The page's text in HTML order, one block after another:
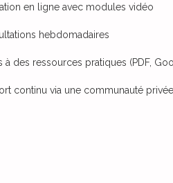
en ligne avec modules vidéo
hebdomadaires
à des ressources pratiques (PDF,
continu via une communauté privée